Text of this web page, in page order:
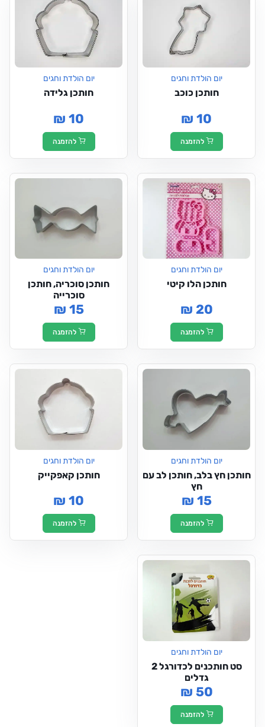
יום הולדת וחגים
חותכן כוכב
₪ 10
להזמנה
יום הולדת וחגים
חותכן גלידה
₪ 10
להזמנה
יום הולדת וחגים
חותכן הלו קיטי
₪ 20
להזמנה
יום הולדת וחגים
חותכן סוכריה, חותכן
סוכרייה
₪ 15
להזמנה
יום הולדת וחגים
חותכן חץ בלב, חותכן לב עם
חץ
₪ 15
להזמנה
יום הולדת וחגים
חותכן קאפקייק
₪ 10
להזמנה
יום הולדת וחגים
סט חותכנים לכדורגל 2
גדלים
₪ 50
להזמנה